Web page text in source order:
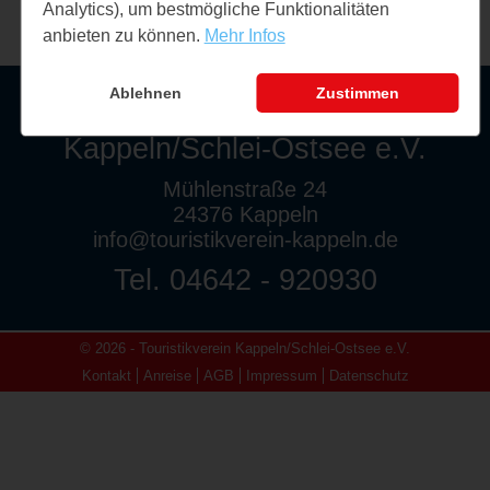
Touristikverein
Kappeln/Schlei-Ostsee e.V.
Mühlenstraße 24
24376 Kappeln
info@touristikverein-kappeln.de
Tel. 04642 - 920930
© 2026 - Touristikverein Kappeln/Schlei-Ostsee e.V.
Kontakt
Anreise AGB Impressum Datenschutz
Analytics), um bestmögliche Funktionalitäten
anbieten zu können. Mehr Infos
Ablehnen Zustimmen